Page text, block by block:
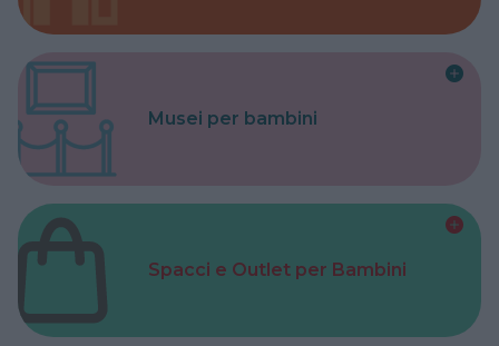
Musei per bambini
Spacci e Outlet per Bambini